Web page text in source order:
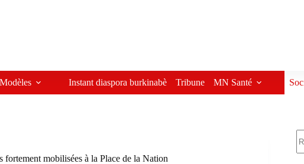
Modèles Instant diaspora burkinabè Tribune MN Santé
mobilisées à la Place de la Nation